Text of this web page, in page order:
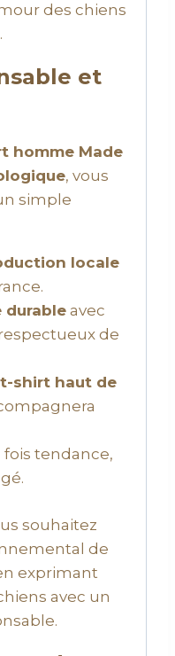
des chiens
et
homme Made
, vous
simple
locale
durableavec
de
t-shirt haut de
fois tendance,
souhaitez
de
exprimant
avec un